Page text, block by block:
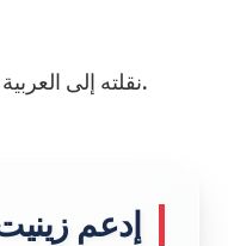
نقلته إلى العربية ألين كنعان – وكالة زينيت العالمية.
إدعم